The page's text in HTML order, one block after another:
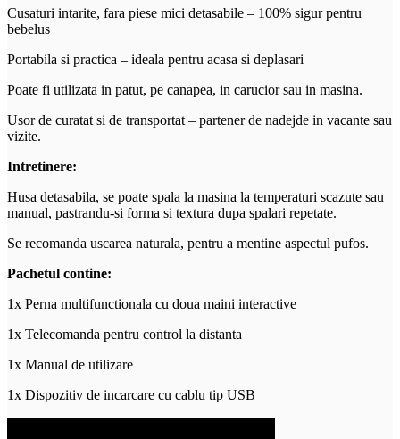
Cusaturi intarite, fara piese mici detasabile – 100% sigur pentru
bebelus
Portabila si practica – ideala pentru acasa si deplasari
Poate fi utilizata in patut, pe canapea, in carucior sau in masina.
Usor de curatat si de transportat – partener de nadejde in vacante sau
vizite.
Intretinere:
Husa detasabila, se poate spala la masina la temperaturi scazute sau
manual, pastrandu-si forma si textura dupa spalari repetate.
Se recomanda uscarea naturala, pentru a mentine aspectul pufos.
Pachetul contine:
1x Perna multifunctionala cu doua maini interactive
1x Telecomanda pentru control la distanta
1x Manual de utilizare
1x Dispozitiv de incarcare cu cablu tip USB